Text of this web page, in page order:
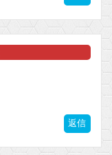
返信